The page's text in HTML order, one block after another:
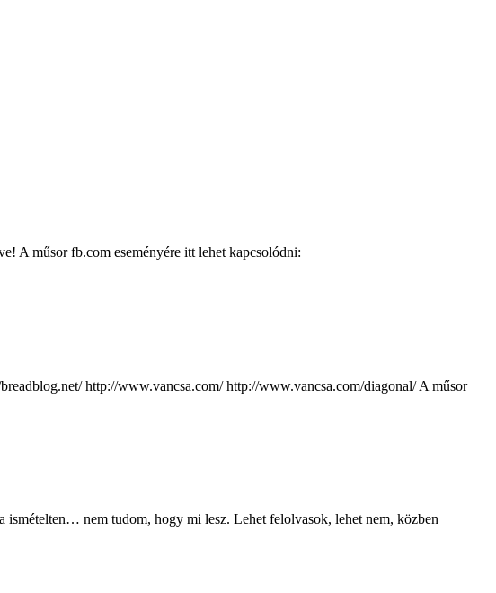
A műsor fb.com eseményére itt lehet kapcsolódni:
http://www.vancsa.com/ http://www.vancsa.com/diagonal/ A műsor
nem tudom, hogy mi lesz. Lehet felolvasok, lehet nem, közben